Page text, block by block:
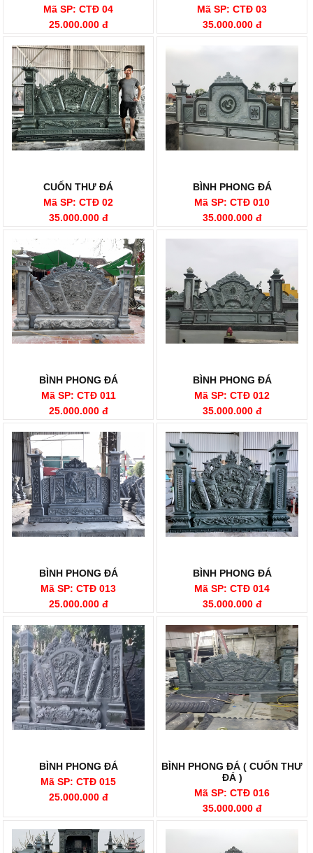
Mã SP: CTĐ 04
25.000.000 đ
Mã SP: CTĐ 03
35.000.000 đ
CUỐN THƯ ĐÁ
Mã SP: CTĐ 02
35.000.000 đ
BÌNH PHONG ĐÁ
Mã SP: CTĐ 010
35.000.000 đ
BÌNH PHONG ĐÁ
Mã SP: CTĐ 011
25.000.000 đ
BÌNH PHONG ĐÁ
Mã SP: CTĐ 012
35.000.000 đ
BÌNH PHONG ĐÁ
Mã SP: CTĐ 013
25.000.000 đ
BÌNH PHONG ĐÁ
Mã SP: CTĐ 014
35.000.000 đ
BÌNH PHONG ĐÁ
Mã SP: CTĐ 015
25.000.000 đ
BÌNH PHONG ĐÁ ( CUỐN THƯ
ĐÁ )
Mã SP: CTĐ 016
35.000.000 đ